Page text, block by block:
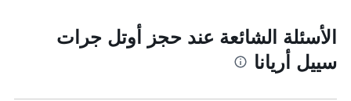
الأسئلة الشائعة عند حجز أوتل جرات
سييل أريانا